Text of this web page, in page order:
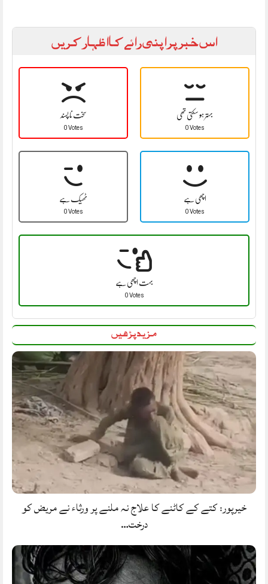
اس خبر پر اپنی رائے کا اظہار کریں
سخت نا پسند
0 Votes
بہتر ہو سکتی تھی
0 Votes
ٹھیک ہے
0 Votes
اچھی ہے
0 Votes
بہت اچھی ہے
0 Votes
مزید پڑھیں
خیرپور: کتے کے کاٹنے کا علاج نہ ملنے پر ورثاء نے مریض کو
درخت…